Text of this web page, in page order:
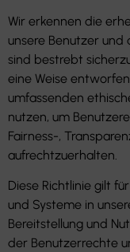
Wir erkennen die
unsere Benutzer und
sind bestrebt
eine Weise
umfassenden
nutzen, um
Fairness-,
aufrechtzuerhalten.
Diese Richtlinie gilt
und Systeme in
Bereitstellung und
der Benutzerrechte